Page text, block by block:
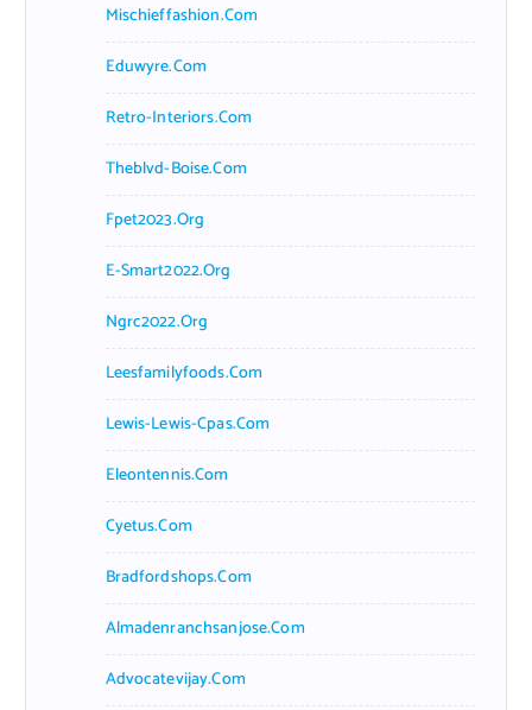
Mischieffashion.com
Eduwyre.com
Retro-Interiors.com
Theblvd-Boise.com
Fpet2023.org
E-Smart2022.org
Ngrc2022.org
Leesfamilyfoods.com
Lewis-Lewis-Cpas.com
Eleontennis.com
Cyetus.com
Bradfordshops.com
Almadenranchsanjose.com
Advocatevijay.com